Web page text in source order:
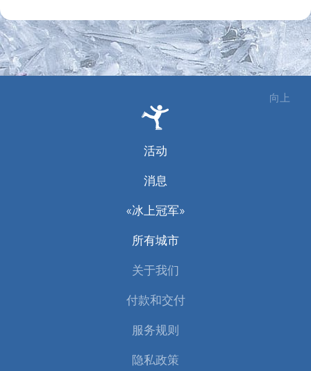
向上
活动
消息
«冰上冠军»
所有城市
关于我们
付款和交付
服务规则
隐私政策